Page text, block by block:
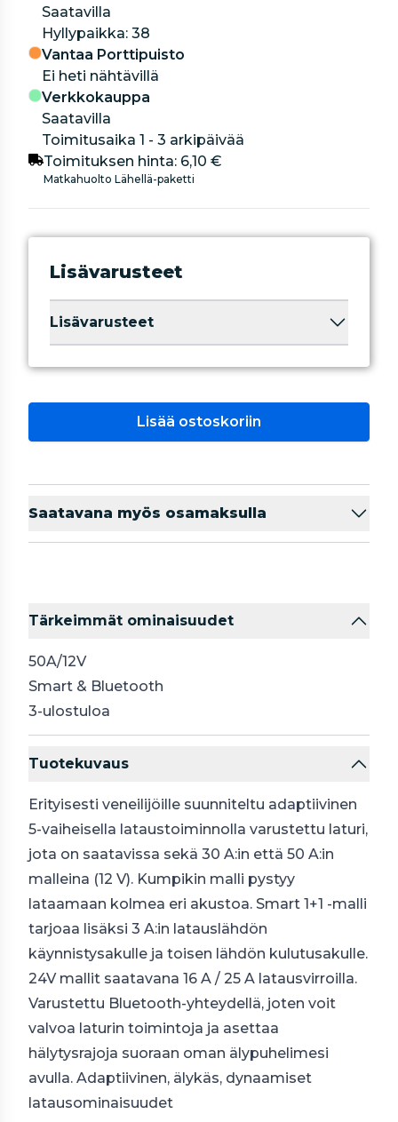
Saatavilla
hyllypaikka: 38
Vantaa Porttipuisto
Ei heti nähtävillä
Verkkokauppa
Saatavilla
Toimitusaika 1 - 3 arkipäivää
Toimituksen hinta: 6,10 €
Matkahuolto Lähellä-paketti
Lisävarusteet
Lisävarusteet
Lisää ostoskoriin
Saatavana myös osamaksulla
Tärkeimmät ominaisuudet
50A/12V
Smart & Bluetooth
3-ulostuloa
Tuotekuvaus
Erityisesti veneilijöille suunniteltu adaptiivinen
5-vaiheisella lataustoiminnolla varustettu laturi,
jota on saatavissa sekä 30 A:in että 50 A:in
malleina (12 V). Kumpikin malli pystyy
lataamaan kolmea eri akustoa. Smart 1+1 -malli
tarjoaa lisäksi 3 A:in latauslähdön
käynnistysakulle ja toisen lähdön kulutusakulle.
24V mallit saatavana 16 A / 25 A latausvirroilla.
Varustettu Bluetooth-yhteydellä, joten voit
valvoa laturin toimintoja ja asettaa
hälytysrajoja suoraan oman älypuhelimesi
avulla. Adaptiivinen, älykäs, dynaamiset
latausominaisuudet